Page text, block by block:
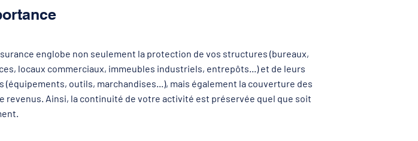
englobe non seulement la protection de vos structures (bureaux,
locaux commerciaux, immeubles industriels, entrepôts...) et de leurs
(équipements, outils, marchandises...), mais également la couverture des
revenus. Ainsi, la continuité de votre activité est préservée quel que soit